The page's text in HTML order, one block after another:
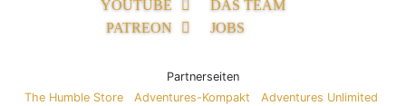
YOUTUBE
PATREON
DAS TEAM
JOBS
Partnerseiten
The Humble Store
Adventures-Kompakt
Adventures Unlimited